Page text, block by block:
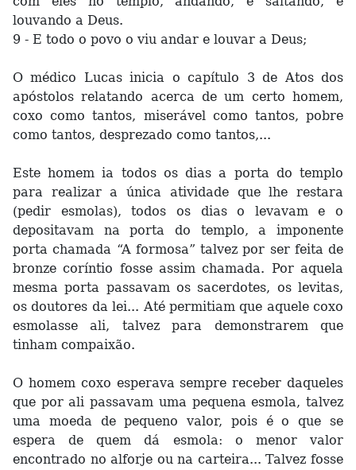
louvando a Deus.
9 - E todo o povo o viu andar e louvar a Deus;
O médico Lucas inicia o capítulo 3 de Atos dos
apóstolos relatando acerca de um certo homem,
coxo como tantos, miserável como tantos, pobre
como tantos, desprezado como tantos,...
Este homem ia todos os dias a porta do templo
para realizar a única atividade que lhe restara
(pedir esmolas), todos os dias o levavam e o
depositavam na porta do templo, a imponente
porta chamada “A formosa” talvez por ser feita de
bronze coríntio fosse assim chamada. Por aquela
mesma porta passavam os sacerdotes, os levitas,
os doutores da lei... Até permitiam que aquele coxo
esmolasse ali, talvez para demonstrarem que
tinham compaixão.
O homem coxo esperava sempre receber daqueles
que por ali passavam uma pequena esmola, talvez
uma moeda de pequeno valor, pois é o que se
espera de quem dá esmola: o menor valor
encontrado no alforje ou na carteira... Talvez fosse